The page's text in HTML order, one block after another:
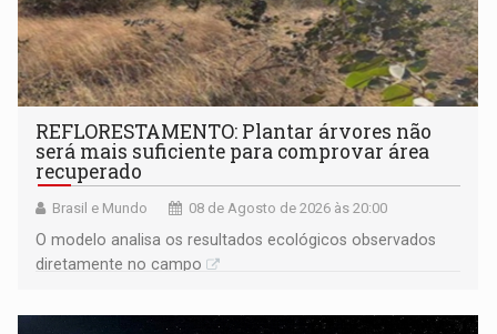
REFLORESTAMENTO: Plantar árvores não
será mais suficiente para comprovar área
recuperado
Brasil e Mundo 08 de Agosto de 2026 às 20:00
O modelo analisa os resultados ecológicos observados
diretamente no campo